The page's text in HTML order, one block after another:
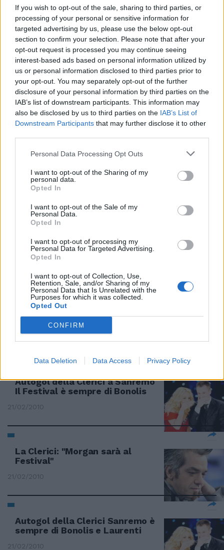
If you wish to opt-out of the sale, sharing to third parties, or
processing of your personal or sensitive information for
targeted advertising by us, please use the below opt-out
section to confirm your selection. Please note that after your
opt-out request is processed you may continue seeing
interest-based ads based on personal information utilized by
us or personal information disclosed to third parties prior to
your opt-out. You may separately opt-out of the further
disclosure of your personal information by third parties on the
IAB’s list of downstream participants. This information may
also be disclosed by us to third parties on the IAB’s List of
Downstream Participants that may further disclose it to other
Personal Data Processing Opt Outs
I want to opt-out of the Sharing of my
personal data.
Opted In
I want to opt-out of the Sale of my
Personal Data.
Opted In
I want to opt-out of processing my
Personal Data for Targeted Advertising.
Opted In
I want to opt-out of Collection, Use,
Retention, Sale, and/or Sharing of my
Personal Data that Is Unrelated with the
Purposes for which it was collected.
Opted Out
CONFIRM
Data Deletion Data Access Privacy Policy
In autunno Clerici torna tra i
cuochi
30/04/2010
Antonella pigliatutto
28/03/2010
Vita in diretta per la Clerici
Protestano i fan
Un video al posto della Brando
Dopo mezzanotte non si canta
Sanremo, Jessica Brando canta
ma solo in video
Autogol della Clerici a Sanremo
Il Festival è sempre di Bonolis
21/02/2010
La Clerici: "Morgan sarà al
Festival"
21/02/2010
Autogol della Clerici Sanremo è
sempre di Bonolis e Laurenti
21/02/2010